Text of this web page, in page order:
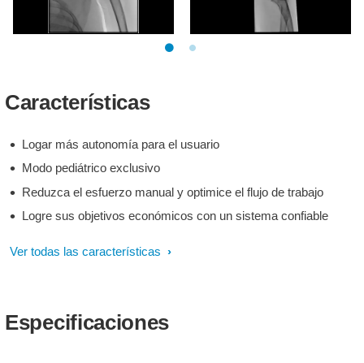
Características
Logar más autonomía para el usuario
Modo pediátrico exclusivo
Reduzca el esfuerzo manual y optimice el flujo de trabajo
Logre sus objetivos económicos con un sistema confiable
Ver todas las características
Especificaciones